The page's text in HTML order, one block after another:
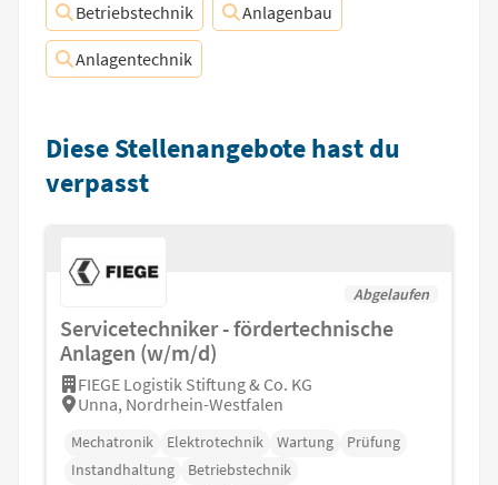
Betriebstechnik Anlagenbau
Anlagentechnik
Diese Stellenangebote hast du
verpasst
Abgelaufen
Servicetechniker - fördertechnische
Anlagen (w/m/d)
FIEGE Logistik Stiftung & Co. KG
Unna, Nordrhein-Westfalen
Mechatronik Elektrotechnik Wartung
Prüfung
Instandhaltung
Betriebstechnik